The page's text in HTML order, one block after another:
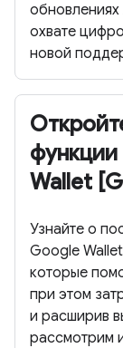
охвате
новой
Wallet
Узнайте о
Google
которые
при этом
и расширив
рассмотрим